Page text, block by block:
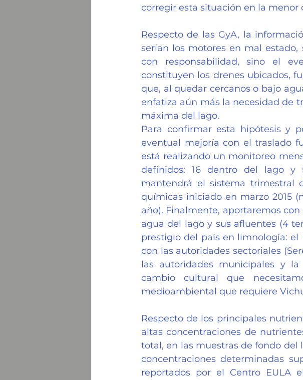
corregir esta situación en la menor
Respecto de las GyA, la
serían los motores en mal
con responsabilidad, sino el
constituyen los drenes ubicados,
que, al quedar cercanos o bajo
enfatiza aún más la necesidad de
máxima del lago.
Para confirmar esta hipótesis y
eventual mejoría con el traslado
está realizando un monitoreo
definidos: 16 dentro del lago y
mantendrá el sistema trimestral
químicas iniciado en marzo 2015
año). Finalmente, aportaremos
agua del lago y sus afluentes (4
prestigio del país en limnología: el
con las autoridades sectoriales
las autoridades municipales y
cambio cultural que
medioambiental que requiere
Respecto de los principales
altas concentraciones de
total, en las muestras de fondo
concentraciones determinadas
reportados por el Centro EULA